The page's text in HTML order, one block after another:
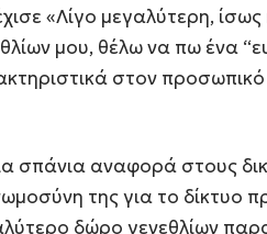
«Λίγο μεγαλύτερη,
μου, θέλω να πω ένα
στον
σπάνια αναφορά στους
της για το δίκτυο
δώρο γενεθλίων